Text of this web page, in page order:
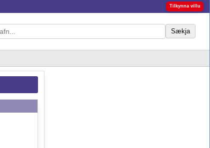
Tilkynna villu
Sækja